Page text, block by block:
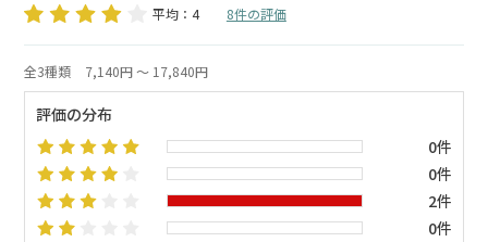
平均：4 8件の評価
全3種類 7,140円 ～ 17,840円
評価の分布
0件
0件
2件
0件